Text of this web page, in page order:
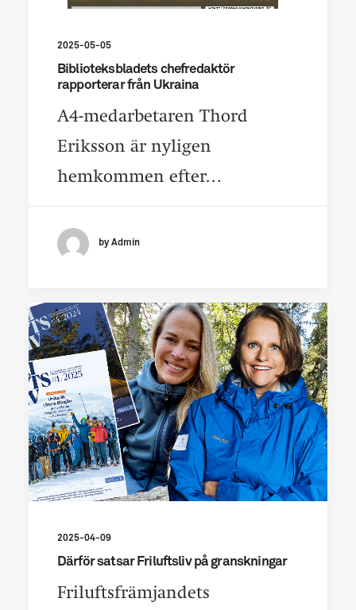
2025-05-05
Biblioteksbladets chefredaktör
rapporterar från Ukraina
A4-medarbetaren Thord
Eriksson är nyligen
hemkommen efter…
by Admin
2025-04-09
Därför satsar Friluftsliv på granskningar
Friluftsfrämjandets